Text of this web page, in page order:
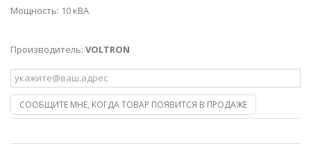
Мощность: 10 кВА
Производитель: VOLTRON
СООБЩИТЕ МНЕ, КОГДА ТОВАР ПОЯВИТСЯ В ПРОДАЖЕ